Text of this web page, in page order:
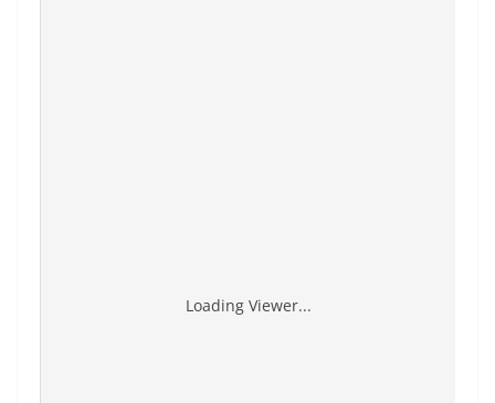
Loading Viewer...